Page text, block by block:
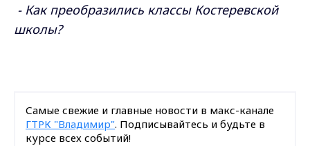
- Как преобразились классы Костеревской
школы?
Самые свежие и главные новости в макс-канале
ГТРК "Владимир". Подписывайтесь и будьте в
курсе всех событий!